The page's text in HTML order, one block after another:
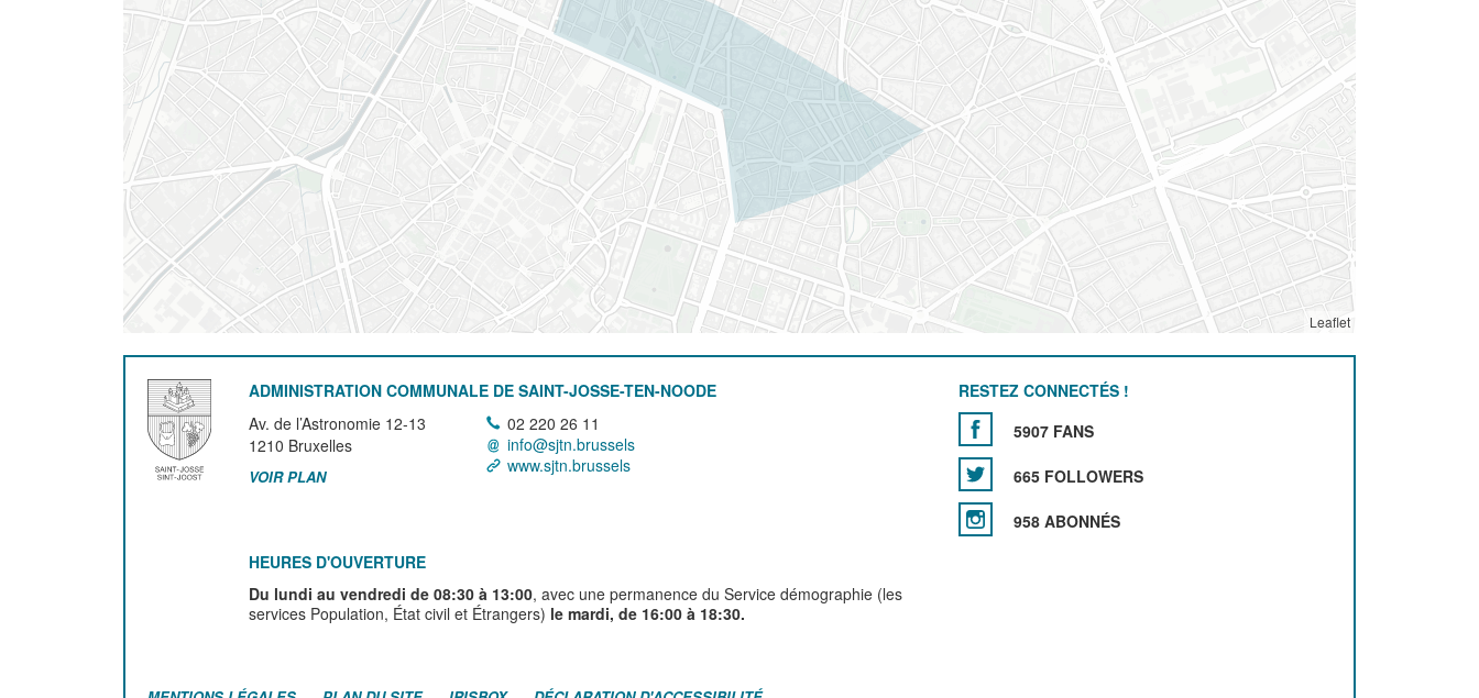
Leaflet
ADMINISTRATION COMMUNALE DE SAINT-JOSSE-TEN-NOODE
Av. de l’Astronomie 12-13
1210 Bruxelles
VOIR PLAN
02 220 26 11
info@sjtn.brussels
www.sjtn.brussels
HEURES D'OUVERTURE
Du lundi au vendredi de 08:30 à 13:00, avec une permanence du Service démographie (les
services Population, État civil et Étrangers) le mardi, de 16:00 à 18:30.
RESTEZ CONNECTÉS !
5907 FANS
665 FOLLOWERS
958 ABONNÉS